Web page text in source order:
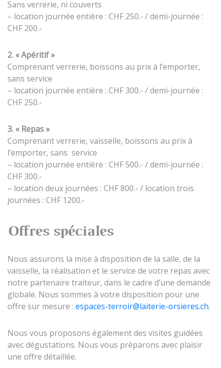
Sans verrerie, ni couverts
– location journée entière : CHF 250.- / demi-journée :
CHF 200.-
2. « Apéritif »
Comprenant verrerie, boissons au prix à l’emporter,
sans service
– location journée entière : CHF 300.- / demi-journée :
CHF 250.-
3. « Repas »
Comprenant verrerie, vaisselle, boissons au prix à
l’emporter, sans service
– location journée entière : CHF 500.- / demi-journée :
CHF 300.-
– location deux journées : CHF 800.- / location trois
journées : CHF 1200.-
Offres spéciales
Nous assurons la mise à disposition de la salle, de la
vaisselle, la réalisation et le service de votre repas avec
notre partenaire traiteur, dans le cadre d’une demande
globale. Nous sommes à votre disposition pour une
offre sur mesure : espaces-terroir@laiterie-orsieres.ch.
Nous vous proposons également des visites guidées
avec dégustations. Nous vous préparons avec plaisir
une offre détaillée.